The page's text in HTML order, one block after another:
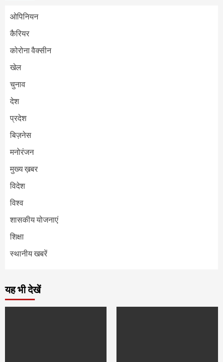
ओपिनियन
कैरियर
कोरोना वैक्सीन
खेल
चुनाव
देश
प्रदेश
बिज़नेस
मनोरंजन
मुख्य ख़बर
विदेश
विश्व
शासकीय योजनाएं
शिक्षा
स्थानीय खबरें
यह भी देखें